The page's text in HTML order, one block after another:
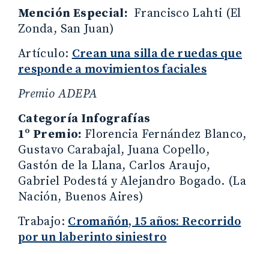
Mención Especial: Francisco Lahti (El
Zonda, San Juan)
Artículo:Crean una silla de ruedas que
responde a movimientos faciales
Premio ADEPA
Categoría Infografías
1º Premio: Florencia Fernández Blanco,
Gustavo Carabajal, Juana Copello,
Gastón de la Llana, Carlos Araujo,
Gabriel Podestá y Alejandro Bogado. (La
Nación, Buenos Aires)
Trabajo:Cromañón, 15 años: Recorrido
por un laberinto siniestro